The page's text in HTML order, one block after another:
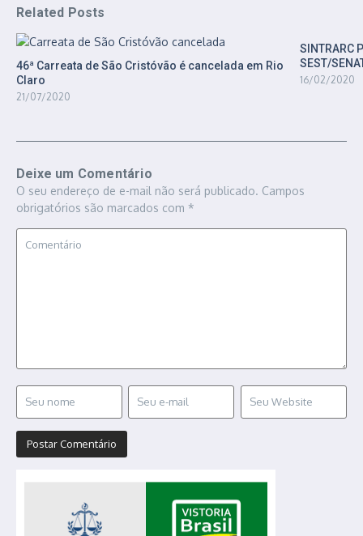
Related Posts
46ª Carreata de São Cristóvão é cancelada em Rio
Claro
21/07/2020
SINTRARC
SEST/
16/02/2020
Deixe um Comentário
O seu endereço de e-mail não será publicado. Campos
obrigatórios são marcados com *